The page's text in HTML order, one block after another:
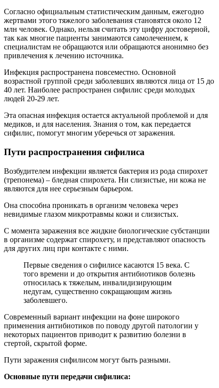
Согласно официальным статистическим данным, ежегодно
жертвами этого тяжелого заболевания становятся около 12
млн человек. Однако, нельзя считать эту цифру достоверной,
так как многие пациенты занимаются самолечением, к
специалистам не обращаются или обращаются анонимно без
привлечения к лечению источника.
Инфекция распространена повсеместно. Основной
возрастной группой среди заболевших являются лица от 15 до
40 лет. Наиболее распространен сифилис среди молодых
людей 20-29 лет.
Эта опасная инфекция остается актуальной проблемой и для
медиков, и для населения. Знания о том, как передается
сифилис, помогут многим уберечься от заражения.
Пути распространения сифилиса
Возбудителем инфекции является бактерия из рода спирохет
(трепонема) – бледная спирохета. Ни слизистые, ни кожа не
являются для нее серьезным барьером.
Она способна проникать в организм человека через
невидимые глазом микротравмы кожи и слизистых.
С момента заражения все жидкие биологические субстанции
в организме содержат спирохету, и представляют опасность
для других лиц при контакте с ними.
Первые сведения о сифилисе касаются 15 века. С
того времени и до открытия антибиотиков болезнь
относилась к тяжелым, инвалидизирующим
недугам, существенно сокращающим жизнь
заболевшего.
Современный вариант инфекции на фоне широкого
применения антибиотиков по поводу другой патологии у
некоторых пациентов приводит к развитию болезни в
стертой, скрытой форме.
Пути заражения сифилисом могут быть разными.
Основные пути передачи сифилиса: